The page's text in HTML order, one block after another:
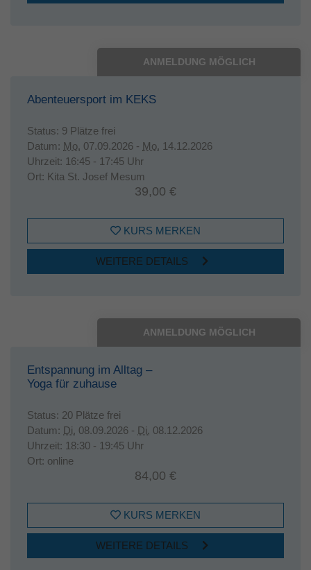
ANMELDUNG MÖGLICH
Abenteuersport im KEKS
Status: 9 Plätze frei
Datum: Mo. 07.09.2026 - Mo. 14.12.2026
Uhrzeit: 16:45 - 17:45 Uhr
Ort: Kita St. Josef Mesum
39,00 €
KURS MERKEN
WEITERE DETAILS
ANMELDUNG MÖGLICH
Entspannung im Alltag –
Yoga für zuhause
Status: 20 Plätze frei
Datum: Di. 08.09.2026 - Di. 08.12.2026
Uhrzeit: 18:30 - 19:45 Uhr
Ort: online
84,00 €
KURS MERKEN
WEITERE DETAILS